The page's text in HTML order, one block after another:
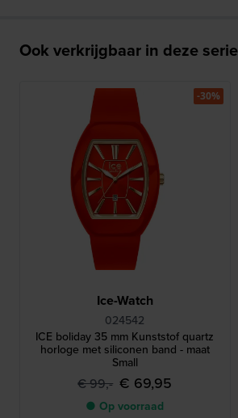
Ook verkrijgbaar in deze serie
Ice-Watch
024542
ICE boliday 35 mm Kunststof quartz
horloge met siliconen band - maat
Small
€ 99,- € 69,95
● Op voorraad
-30%